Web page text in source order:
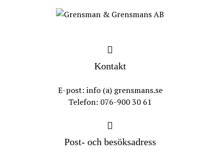
Kontakt
E-post: info (a) grensmans.se
Telefon: 076-900 30 61
Post- och besöksadress